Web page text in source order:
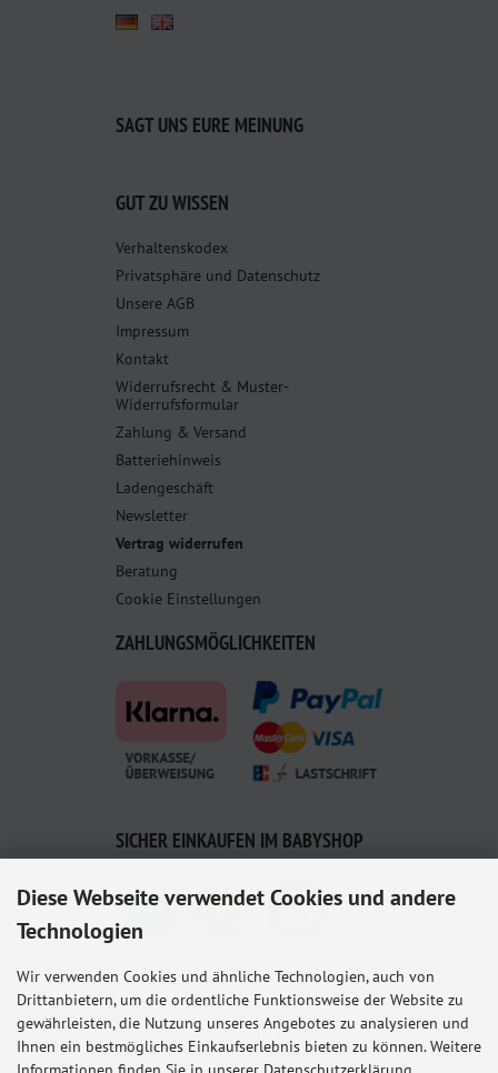
SAGT UNS EURE MEINUNG
GUT ZU WISSEN
Verhaltenskodex
Privatsphäre und Datenschutz
Unsere AGB
Impressum
Kontakt
Widerrufsrecht & Muster-
Widerrufsformular
Zahlung & Versand
Batteriehinweis
Ladengeschäft
Newsletter
Vertrag widerrufen
Beratung
Cookie Einstellungen
ZAHLUNGSMÖGLICHKEITEN
SICHER EINKAUFEN IM BABYSHOP
Babyshop.de - euer Paderborner Babymarkt-Fachgeschäft für Baby und Kleinkind. Wir
führen eine Auswahl der besten Kinderwagenmodelle,
Kindersitze, Babybettchen und vieles mehr von allen namhaften Herstellern. Besucht
Diese Webseite verwendet Cookies und andere
Technologien
Wir verwenden Cookies und ähnliche Technologien, auch von
Drittanbietern, um die ordentliche Funktionsweise der Website zu
gewährleisten, die Nutzung unseres Angebotes zu analysieren und
Ihnen ein bestmögliches Einkaufserlebnis bieten zu können. Weitere